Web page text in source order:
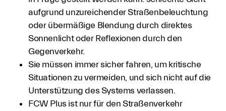
aufgrund unzureichender Straßenbeleuchtung
oder übermäßige Blendung durch direktes
Sonnenlicht oder Reflexionen durch den
Gegenverkehr.
Sie müssen immer sicher fahren, um kritische
Situationen zu vermeiden, und sich nicht auf die
Unterstützung des Systems verlassen.
FCW Plus ist nur für den Straßenverkehr